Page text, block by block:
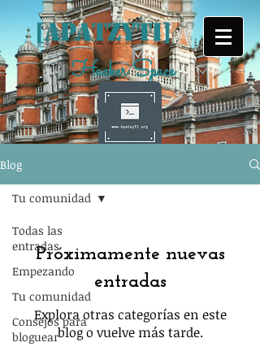
[ApatzYtI]
Hacker Space
Tu Comunidad
Home
Foro
Chat IRC
Blog
Todas las
entradas
Empezando
Tu comunidad
Consejos para
bloguear
Tu comunidad
Próximamente nuevas
entradas
Explora otras categorías en este
blog o vuelve más tarde.